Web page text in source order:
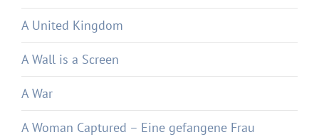
A United Kingdom
A Wall is a Screen
A War
A Woman Captured – Eine gefangene Frau